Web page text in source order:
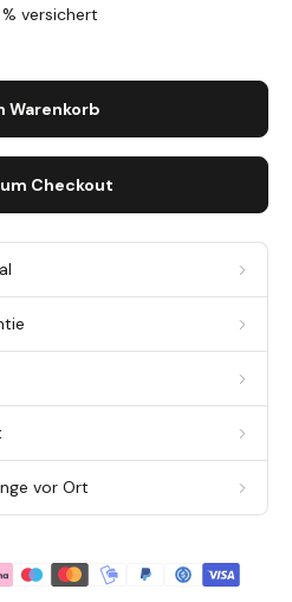
versichert
Warenkorb
Checkout
vor Ort